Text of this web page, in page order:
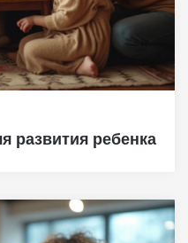
развития ребенка